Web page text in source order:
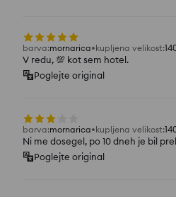
barva:mornarica kupljena velikost:
V redu, 💯 kot sem hotel.
Poglejte original
barva:mornarica kupljena velikost:
Ni me dosegel, po 10 dneh je bil
Poglejte original